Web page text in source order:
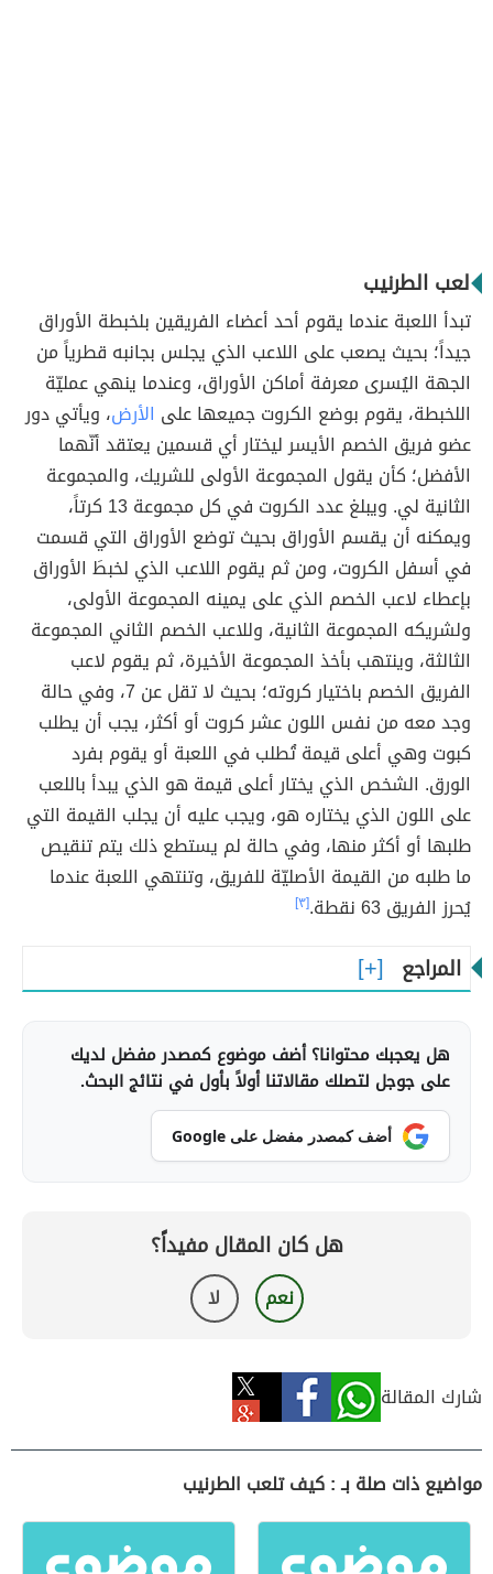
لعب الطرنيب
تبدأ اللعبة عندما يقوم أحد أعضاء الفريقين بلخبطة الأوراق
جيداً؛ بحيث يصعب على اللاعب الذي يجلس بجانبه قطرياً من
الجهة اليُسرى معرفة أماكن الأوراق، وعندما ينهي عمليّة
اللخبطة، يقوم بوضع الكروت جميعها على الأرض، ويأتي دور
عضو فريق الخصم الأيسر ليختار أي قسمين يعتقد أنّهما
الأفضل؛ كأن يقول المجموعة الأولى للشريك، والمجموعة
الثانية لي. ويبلغ عدد الكروت في كل مجموعة 13 كرتاً،
ويمكنه أن يقسم الأوراق بحيث توضع الأوراق التي قسمت
في أسفل الكروت، ومن ثم يقوم اللاعب الذي لخبطَ الأوراق
بإعطاء لاعب الخصم الذي على يمينه المجموعة الأولى،
ولشريكه المجموعة الثانية، وللاعب الخصم الثاني المجموعة
الثالثة، وينتهب بأخذ المجموعة الأخيرة، ثم يقوم لاعب
الفريق الخصم باختيار كروته؛ بحيث لا تقل عن 7، وفي حالة
وجد معه من نفس اللون عشر كروت أو أكثر، يجب أن يطلب
كبوت وهي أعلى قيمة تُطلب في اللعبة أو يقوم بفرد
الورق. الشخص الذي يختار أعلى قيمة هو الذي يبدأ باللعب
على اللون الذي يختاره هو، ويجب عليه أن يجلب القيمة التي
طلبها أو أكثر منها، وفي حالة لم يستطع ذلك يتم تنقيص
ما طلبه من القيمة الأصليّة للفريق، وتنتهي اللعبة عندما
يُحرز الفريق 63 نقطة.
[٣]
المراجع
هل يعجبك محتوانا؟ أضف موضوع كمصدر مفضل لديك
على جوجل لتصلك مقالاتنا أولاً بأول في نتائج البحث.
أضف كمصدر مفضل على Google
هل كان المقال مفيداً؟
نعم لا
شارك المقالة
مواضيع ذات صلة بـ : كيف تلعب الطرنيب